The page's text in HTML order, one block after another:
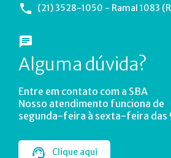
(21) 3528-1050 - Ramal 1083
Alguma dúvida?
Entre em contato com a SBA
Nosso atendimento funciona de
segunda-feira à sexta-feira das
Clique aqui